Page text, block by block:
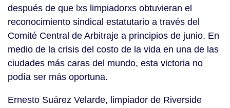
después de que lxs limpiadorxs obtuvieran el
reconocimiento sindical estatutario a través del
Comité Central de Arbitraje a principios de junio. En
medio de la crisis del costo de la vida en una de las
ciudades más caras del mundo, esta victoria no
podía ser más oportuna.
Ernesto Suárez Velarde, limpiador de Riverside